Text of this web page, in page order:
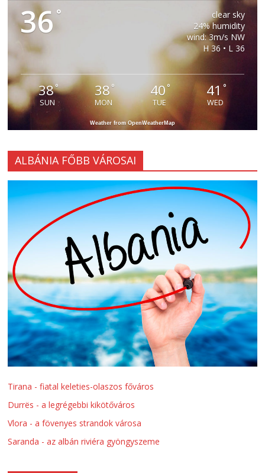
36°
clear sky
24% humidity
wind: 3m/s NW
H 36 • L 36
38°
SUN
38°
MON
40 °
TUE
41°
WED
Weather from OpenWeatherMap
ALBÁNIA FŐBB VÁROSAI
Tirana - fiatal keleties-olaszos főváros
Durrës - a legrégebbi kikötőváros
Vlora - a fövenyes strandok városa
Saranda - az albán riviéra gyöngyszeme